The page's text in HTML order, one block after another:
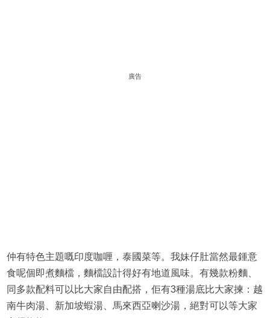
廣告
仲有特色主題嘅印度咖喱，泰國菜等。我妹仔肚當然最鍾意
食呢個即煮麵檔，麵檔設計得好有地道風味。有幾款粉麵、
同多款配料可以比大家自由配搭，佢有3種湯底比大家揀：越
南牛肉湯、新加坡蝦湯、馬來西亞喇沙湯，絕對可以等大家